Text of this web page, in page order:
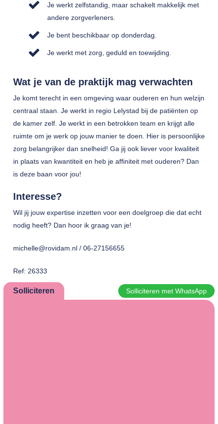
Je werkt zelfstandig, maar schakelt makkelijk met
andere zorgverleners.
Je bent beschikbaar op donderdag.
Je werkt met zorg, geduld en toewijding.
Wat je van de praktijk mag verwachten
Je komt terecht in een omgeving waar ouderen en hun welzijn
centraal staan. Je werkt in regio Lelystad bij de patiënten op
de kamer zelf. Je werkt in een betrokken team en krijgt alle
ruimte om je werk op jouw manier te doen. Hier is persoonlijke
zorg belangrijker dan snelheid! Ga jij ook liever voor kwaliteit
in plaats van kwantiteit en heb je affiniteit met ouderen? Dan
is deze baan voor jou!
Interesse?
Wil jij jouw expertise inzetten voor een doelgroep die dat echt
nodig heeft? Dan hoor ik graag van je!
michelle@rovidam.nl / 06-27156655
Ref: 26333
Solliciteren Solliciteren met WhatsApp